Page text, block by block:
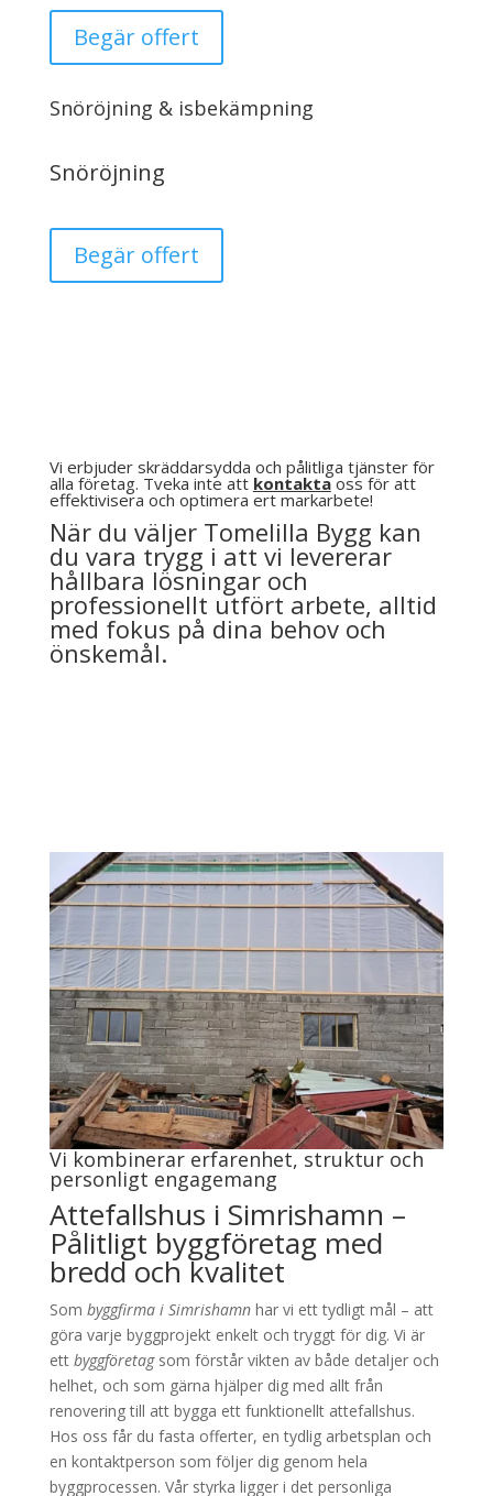
Begär offert
Snöröjning & isbekämpning
Snöröjning
Begär offert
Vi erbjuder skräddarsydda och pålitliga tjänster för
alla företag. Tveka inte att kontaktaoss för att
effektivisera och optimera ert markarbete!
När du väljer Tomelilla Bygg kan
du vara trygg i att vi levererar
hållbara lösningar och
professionellt utfört arbete, alltid
med fokus på dina behov och
önskemål.
Vi kombinerar erfarenhet, struktur och
personligt engagemang
Attefallshus i Simrishamn –
Pålitligt byggföretag med
bredd och kvalitet
Som byggfirma i Simrishamnhar vi ett tydligt mål – att
göra varje byggprojekt enkelt och tryggt för dig. Vi är
ett byggföretagsom förstår vikten av både detaljer och
helhet, och som gärna hjälper dig med allt från
renovering till att bygga ett funktionellt attefallshus.
Hos oss får du fasta offerter, en tydlig arbetsplan och
en kontaktperson som följer dig genom hela
byggprocessen. Vår styrka ligger i det personliga